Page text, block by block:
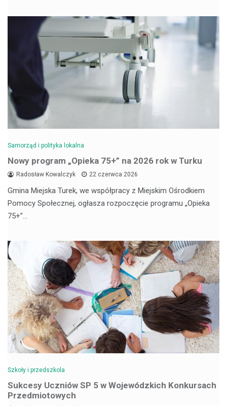
Samorząd i polityka lokalna
Nowy program „Opieka 75+” na 2026 rok w Turku
Radosław Kowalczyk 22 czerwca 2026
Gmina Miejska Turek, we współpracy z Miejskim Ośrodkiem
Pomocy Społecznej, ogłasza rozpoczęcie programu „Opieka
75+”…
Szkoły i przedszkola
Sukcesy Uczniów SP 5 w Wojewódzkich Konkursach
Przedmiotowych